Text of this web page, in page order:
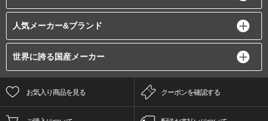
人気メーカー&ブランド
世界に誇る国産メーカー
お気入り商品を見る クーポンを確認する